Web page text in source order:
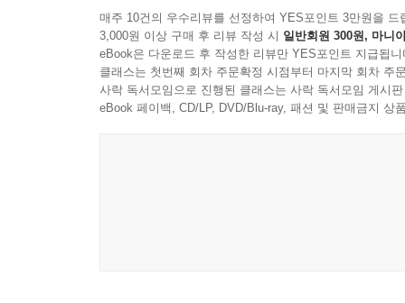
매주 10건의 우수리뷰를 선정하여 YES포인트 3만원을 드
3,000원 이상 구매 후 리뷰 작성 시 일반회원 300원, 마니
eBook은 다운로드 후 작성한 리뷰만 YES포인트 지급됩니
클래스는 첫번째 회차 주문확정 시점부터 마지막 회차 주
사락 독서모임으로 진행된 클래스는 사락 독서모임 게시
eBook 페이백, CD/LP, DVD/Blu-ray, 패션 및 판매금지 상